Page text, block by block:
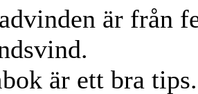
är från
är ett bra tips.